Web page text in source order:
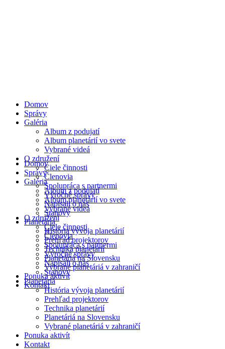
Domov
Správy
Galéria
Album z podujatí
Album planetárií vo svete
Vybrané videá
O združení
Ciele činnosti
Členovia
Spolupráca s partnermi
Výročné správy
Napísali o nás
Stanovy
Planetáriá
História vývoja planetárií
Prehľad projektorov
Technika planetárií
Planetáriá na Slovensku
Vybrané planetáriá v zahraničí
Ponuka aktivít
Kontakt
Domov
Správy
Galéria
Album z podujatí
Album planetárií vo svete
Vybrané videá
O združení
Ciele činnosti
Členovia
Spolupráca s partnermi
Výročné správy
Napísali o nás
Stanovy
Planetáriá
História vývoja planetárií
Prehľad projektorov
Technika planetárií
Planetáriá na Slovensku
Vybrané planetáriá v zahraničí
Ponuka aktivít
Kontakt